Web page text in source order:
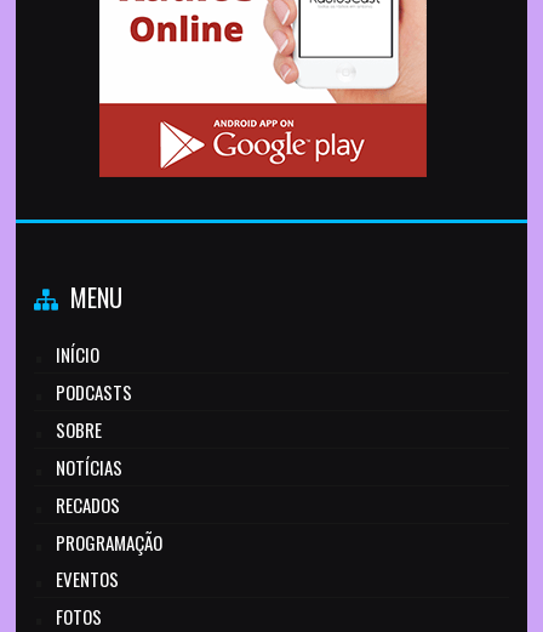
MENU
INÍCIO
PODCASTS
SOBRE
NOTÍCIAS
RECADOS
PROGRAMAÇÃO
EVENTOS
FOTOS